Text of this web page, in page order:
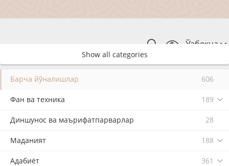
Ўзбекча
Show all categories
Барча йўналишлар 606
Фан ва техника 189
Диншунос ва маърифатпарварлар 28
Маданият 188
Адабиёт 361